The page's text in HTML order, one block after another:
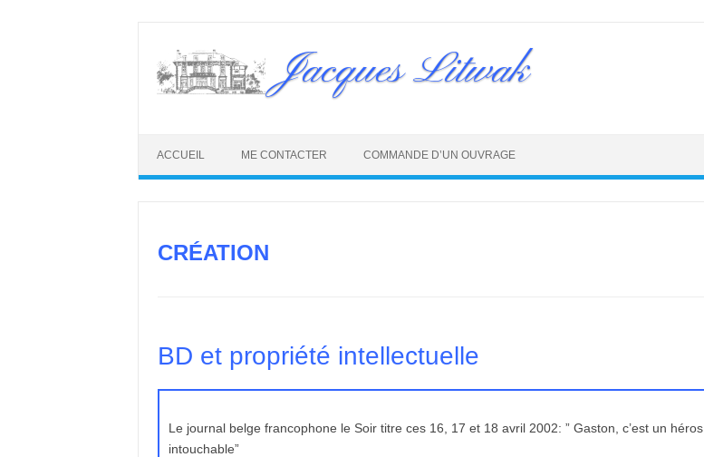
content
Jacques Litwak
ACCUEIL ME CONTACTER COMMANDE D’UN OUVRAGE
CRÉATION
BD et propriété intellectuelle
Le journal belge francophone le Soir titre ces 16, 17 et 18 avril 2002: ” Gaston, c’est un héros
intouchable”